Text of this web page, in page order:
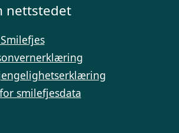
nettstedet
smilefjesdata